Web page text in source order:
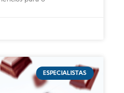
ESPECIALISTAS